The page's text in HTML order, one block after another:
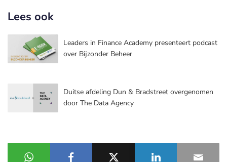
Lees ook
Leaders in Finance Academy presenteert podcast
over Bijzonder Beheer
Duitse afdeling Dun & Bradstreet overgenomen
door The Data Agency